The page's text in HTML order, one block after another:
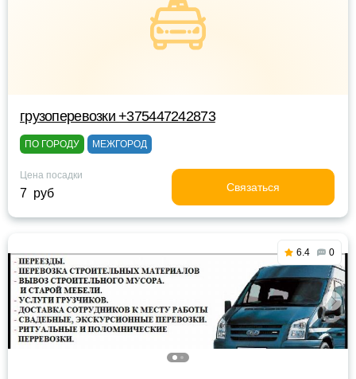
грузоперевозки +375447242873
ПО ГОРОДУ МЕЖГОРОД
Цена посадки
7 руб Связаться
6.4 0